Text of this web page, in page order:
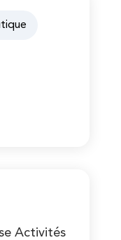
Activités